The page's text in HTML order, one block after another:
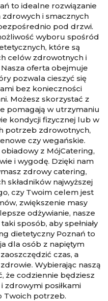
to idealne rozwiązanie
i smacznych
pod drzwi.
wyboru spośród
które są
celów zdrowotnych i
oferta obejmuje
pozwala cieszyć się
bez konieczności
Możesz skorzystać z
pomagają w utrzymaniu
kondycji fizycznej lub w
potrzeb zdrowotnych,
czy wegańskie.
z MójCatering,
i wygodę. Dzięki nam
zdrowy catering,
składników najwyższej
czy Twoim celem jest
zwiększenie masy
odżywianie, nasze
sposób, aby spełniały
dietetyczny Poznań to
dla osób z napiętym
czas, a
Wybierając naszą
że codziennie będziesz
zdrowymi posiłkami
Twoich potrzeb.